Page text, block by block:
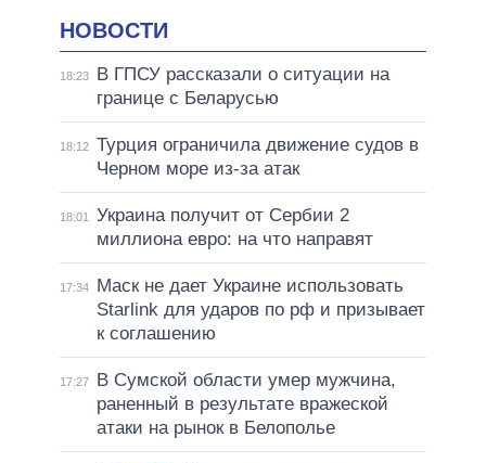
НОВОСТИ
18:23
В ГПСУ рассказали о ситуации на
границе с Беларусью
18:12 Турция ограничила движение судов в
Черном море из-за атак
18:01
Украина получит от Сербии 2
миллиона евро: на что направят
17:34
Маск не дает Украине использовать
Starlink для ударов по рф и призывает
к соглашению
17:27
В Сумской области умер мужчина,
раненный в результате вражеской
атаки на рынок в Белополье